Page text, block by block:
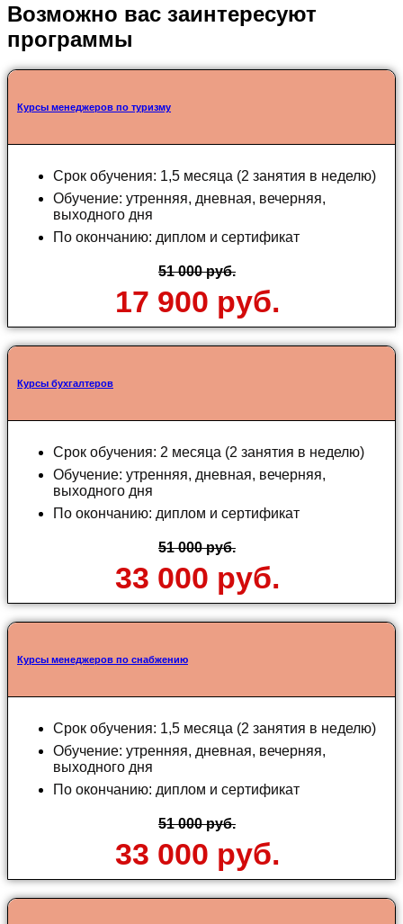
Возможно вас заинтересуют
программы
Курсы менеджеров по туризму
Срок обучения: 1,5 месяца (2 занятия в неделю)
Обучение: утренняя, дневная, вечерняя,
выходного дня
По окончанию: диплом и сертификат
51 000 руб.
17 900 руб.
Курсы бухгалтеров
Срок обучения: 2 месяца (2 занятия в неделю)
Обучение: утренняя, дневная, вечерняя,
выходного дня
По окончанию: диплом и сертификат
51 000 руб.
33 000 руб.
Курсы менеджеров по снабжению
Срок обучения: 1,5 месяца (2 занятия в неделю)
Обучение: утренняя, дневная, вечерняя,
выходного дня
По окончанию: диплом и сертификат
51 000 руб.
33 000 руб.